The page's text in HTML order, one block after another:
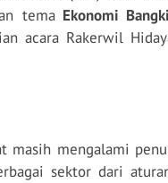
temaEkonomi
acara Rakerwil
masih mengalami
sektor dari